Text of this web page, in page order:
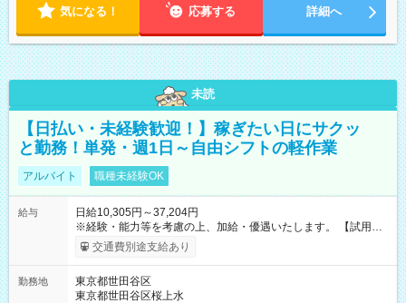
気になる！ 応募する 詳細へ
未読
【日払い・未経験歓迎！】稼ぎたい日にサクッ
と勤務！単発・週1日～自由シフトの軽作業
アルバイト 職種未経験OK
給与
日給10,305円～37,204円
※経験・能力等を考慮の上、加給・優遇いたします。 【試用期
間】試用期間なし
交通費別途支給あり
勤務地
東京都世田谷区
東京都世田谷区桜上水